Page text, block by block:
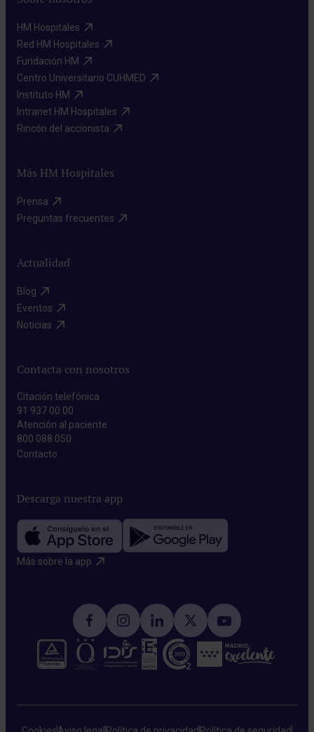
HM Hospitales​
Red HM Hospitales​
Fundación HM​
Centro Universitario CUHMED​
Instituto HM​
Intranet HM Hospitales​
Rincón del accionista​
Más HM Hospitales
Prensa​
Preguntas frecuentes​
Actualidad
Blog​
Eventos​
Noticias​
Contacta con nosotros
Citación telefónica
91 937 00 00
Atención al paciente
800 088 050
Contacto​
Descarga nuestra app
Más sobre la app​